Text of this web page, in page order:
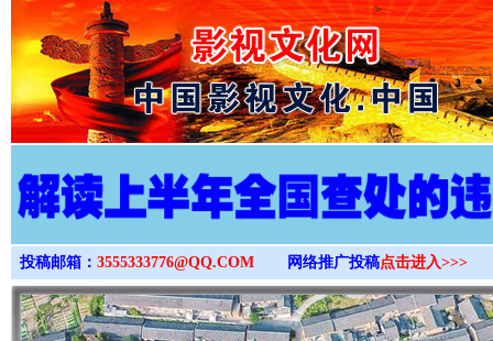
>
投稿邮箱： 3555333776@QQ.COM 网络推广投稿点击进入>>>